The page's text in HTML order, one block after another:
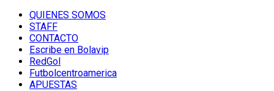
QUIENES SOMOS
STAFF
CONTACTO
Escribe en Bolavip
RedGol
Futbolcentroamerica
APUESTAS